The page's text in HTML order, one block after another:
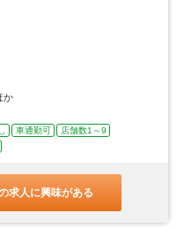
か
車通勤可
店舗数1～9
求人に興味がある